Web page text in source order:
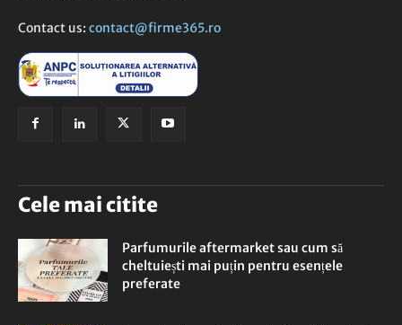
Contact us: contact@firme365.ro
Cele mai citite
Parfumurile aftermarket sau cum să
cheltuiești mai puțin pentru esențele
preferate